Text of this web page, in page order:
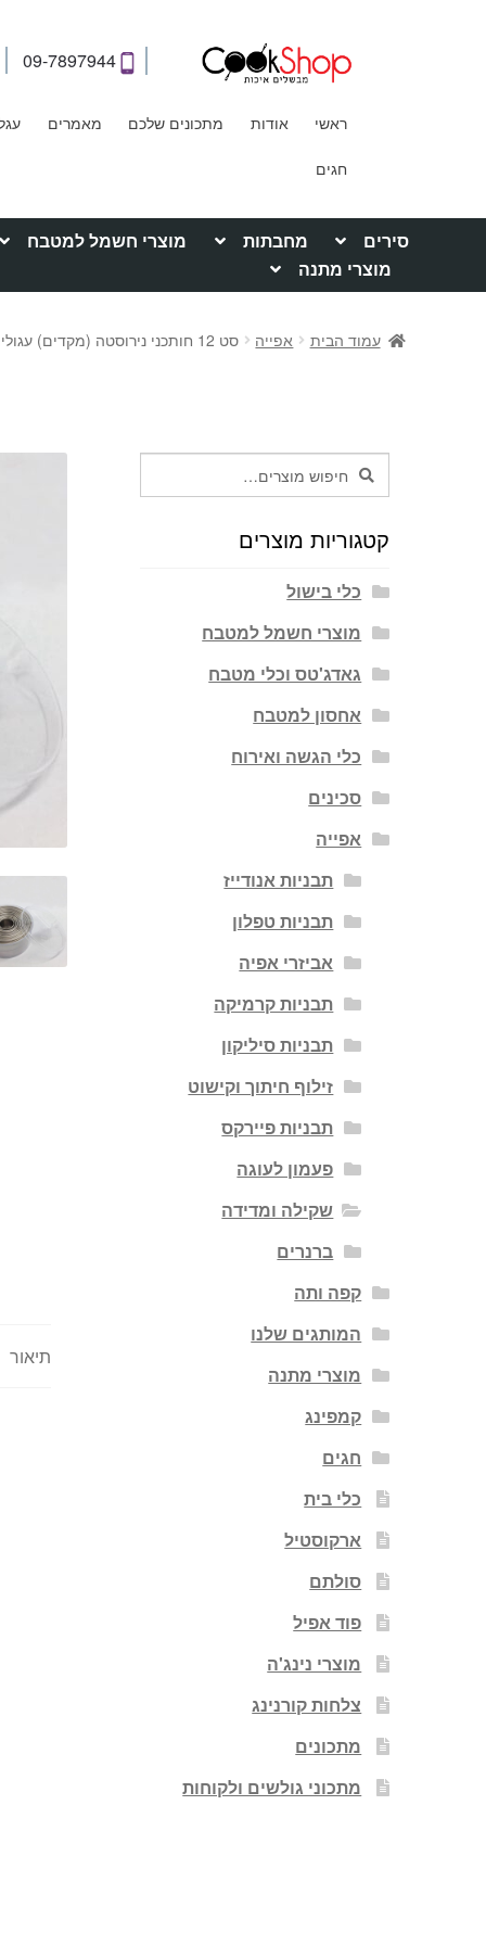
09-7897944
ראשי אודות מתכונים שלכם מאמרים
חגים
סירים מחבתות מוצרי חשמל למטבח
מוצרי מתנה
עמוד הבית אפייה סט 12 חותכני נירוסטה (מקדים) עגולים חלקים
תיאור
חיפוש
עבור:
חיפוש
קטגוריות מוצרים
כלי בישול
מוצרי חשמל למטבח
גאדג'טס וכלי מטבח
אחסון למטבח
כלי הגשה ואירוח
סכינים
אפייה
תבניות אנודייז
תבניות טפלון
אביזרי אפיה
תבניות קרמיקה
תבניות סיליקון
זילוף חיתוך וקישוט
תבניות פיירקס
פעמון לעוגה
שקילה ומדידה
ברנרים
קפה ותה
המותגים שלנו
מוצרי מתנה
קמפינג
חגים
כלי בית
ארקוסטיל
סולתם
פוד אפיל
מוצרי נינג'ה
צלחות קורנינג
מתכונים
מתכוני גולשים ולקוחות